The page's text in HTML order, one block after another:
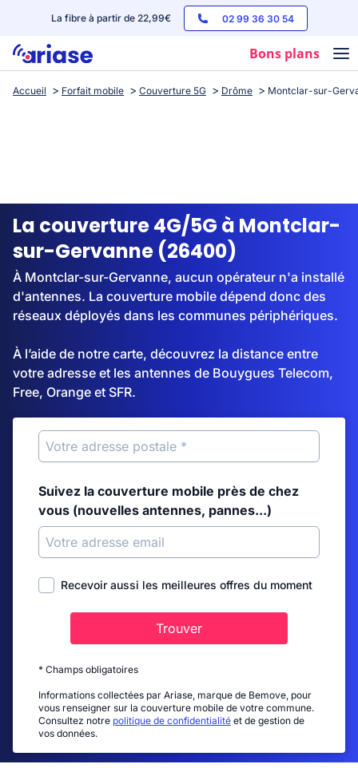
La fibre à partir de 22,99€ 02 99 36 30 54
Bons plans
Box internet
Streaming
Accueil Forfait mobile Couverture 5G Drôme Montclar-sur-
La couverture 4G/5G à Montclar-
sur-Gervanne (26400)
À Montclar-sur-Gervanne, aucun opérateur n'a installé
d'antennes. La couverture mobile dépend donc des
réseaux déployés dans les communes périphériques.
À l’aide de notre carte, découvrez la distance entre
votre adresse et les antennes de Bouygues Telecom,
Free, Orange et SFR.
Suivez la couverture mobile près de chez
vous (nouvelles antennes, pannes...)
Recevoir aussi les meilleures offres du moment
Trouver
* Champs obligatoires
Informations collectées par Ariase, marque de Bemove, pour
vous renseigner sur la couverture mobile de votre commune.
Consultez notre politique de confidentialité et de gestion de
vos données.